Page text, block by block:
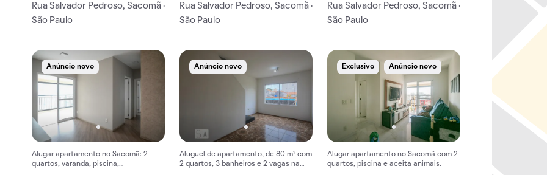
Rua Salvador Pedroso, Sacomã ·
São Paulo
Rua Salvador Pedroso, Sacomã ·
São Paulo
Rua Salvador Pedroso, Sacomã ·
São Paulo
Anúncio novo
Alugar apartamento no Sacomã: 2
quartos, varanda, piscina,
Anúncio novo
Aluguel de apartamento, de 80 m² com
2 quartos, 3 banheiros e 2 vagas na
Exclusivo Anúncio novo
Alugar apartamento no Sacomã com 2
quartos, piscina e aceita animais.